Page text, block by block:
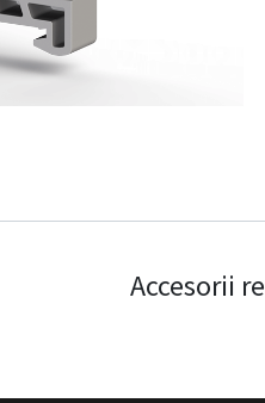
Accesorii